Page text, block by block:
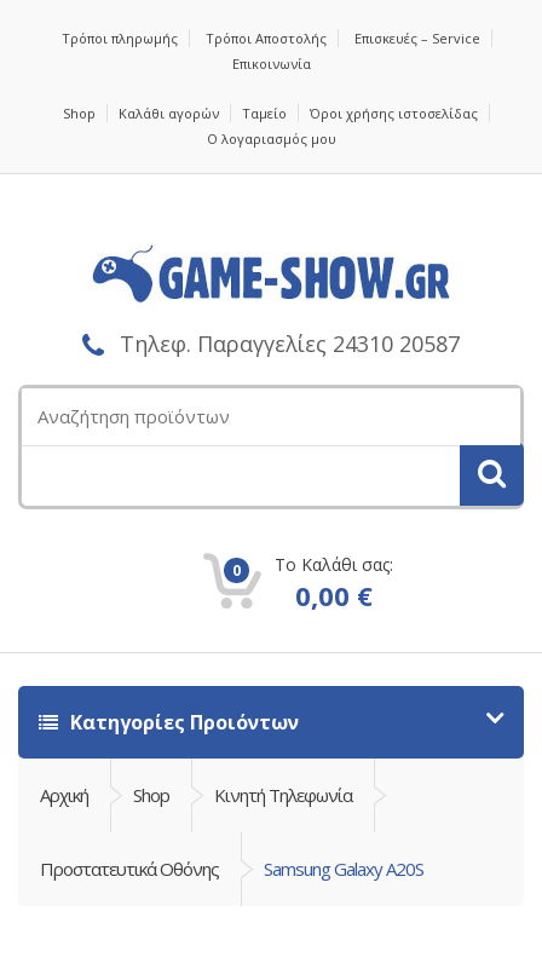
Τρόποι πληρωμής Τρόποι Αποστολής
Επισκευές – Service
Επικοινωνία
Shop Καλάθι αγορών Ταμείο
Όροι χρήσης ιστοσελίδας
Ο λογαριασμός μου
Τηλεφ. Παραγγελίες 24310 20587
για:
0 Το Καλάθι σας:
0,00 €
Κατηγορίες Προιόντων
Αρχική Shop Κινητή Τηλεφωνία
Προστατευτικά Οθόνης Samsung Galaxy A20S